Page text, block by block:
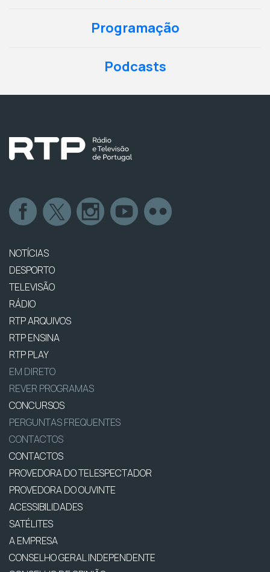
Programação
Podcasts
NOTÍCIAS
DESPORTO
TELEVISÃO
RÁDIO
RTP ARQUIVOS
RTP ENSINA
RTP PLAY
EM DIRETO
REVER PROGRAMAS
CONCURSOS
PERGUNTAS FREQUENTES
CONTACTOS
CONTACTOS
PROVEDORA DO TELESPECTADOR
PROVEDORA DO OUVINTE
ACESSIBILIDADES
SATÉLITES
A EMPRESA
CONSELHO GERAL INDEPENDENTE